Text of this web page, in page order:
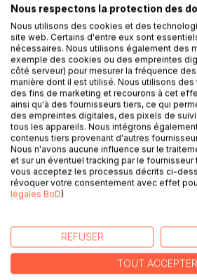
DESCRIPTION
Grand Master .-. MA, uno degli ultimi
dell'ordine magico dell'oracolo
profezia e trasmette l'antica
dell'ordine ermetico al mondo in una
d'insegnamento. Al vero adepto
possibilità di seguire il sentiero
e di cambiare in modo sostenibile la
controllare i pensieri. Questa è la
le altre capacità come la telepatia,
guarigione, l'influenza della materia
volontà, la chiaroveggenza, la
Nous respectons la protection des
Nous utilisons des cookies et des
site web. Certains d'entre eux sont
nécessaires. Nous utilisons également des
exemple des cookies ou des empreintes
côté serveur) pour mesurer la fréquence
manière dont il est utilisé. Nous utilisons
des fins de marketing et recourons à cet
ainsi qu'à des fournisseurs tiers, ce qui
des empreintes digitales, des pixels de
tous les appareils. Nous intégrons
contenus tiers provenant d'autres
Nous n'avons aucune influence sur le
et sur un éventuel tracking par le
vous acceptez les processus décrits ci-
révoquer votre consentement avec effet
légales BoD)
REFUSER
TOUT ACCEPTER